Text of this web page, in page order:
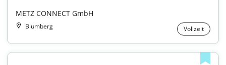
METZ CONNECT GmbH
Blumberg Vollzeit